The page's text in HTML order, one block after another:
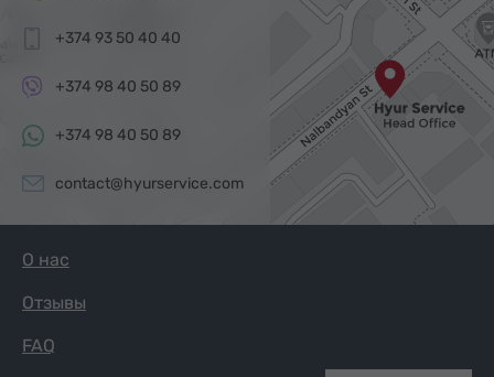
+374 93 50 40 40
+374 98 40 50 89
+374 98 40 50 89
contact@hyurservice.com
О нас
Отзывы
FAQ